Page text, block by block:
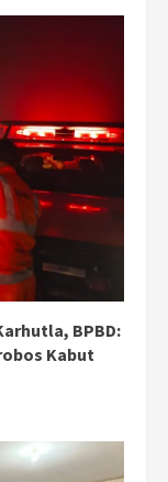
BPBD:
Kabut